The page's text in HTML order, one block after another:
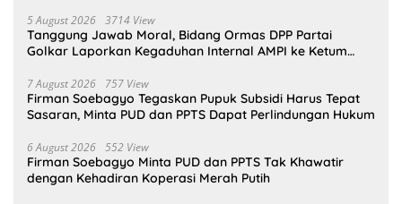
5 August 2026 3714 View
Tanggung Jawab Moral, Bidang Ormas DPP Partai
Golkar Laporkan Kegaduhan Internal AMPI ke Ketum
7 August 2026 757 View
Firman Soebagyo Tegaskan Pupuk Subsidi Harus Tepat
Sasaran, Minta PUD dan PPTS Dapat Perlindungan Hukum
6 August 2026 552 View
Firman Soebagyo Minta PUD dan PPTS Tak Khawatir
dengan Kehadiran Koperasi Merah Putih